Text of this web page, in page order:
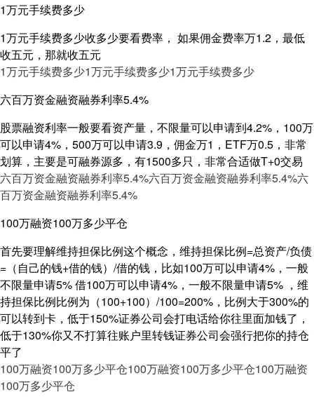
1万元手续费多少
1万元手续费多少收多少要看费率， 如果佣金费率万1.2，最低
收五元，那就收五元
1万元手续费多少1万元手续费多少1万元手续费多少
六百万资金融资融券利率5.4%
股票融资利率一般要看资产量，不限量可以申请到4.2%，100万
可以申请4%，500万可以申请3.9，佣金万1，ETF万0.5，非常
划算，主要是可融券源多，有1500多只，非常合适做T+0交易
六百万资金融资融券利率5.4%六百万资金融资融券利率5.4%六
百万资金融资融券利率5.4%
100万融资100万多少平仓
首先要理解维持担保比例这个概念，维持担保比例=总资产/负债
=（自己的钱+借的钱）/借的钱，比如100万可以申请4%，一般
不限量申请5% 借100万可以申请4%，一般不限量申请5% ，维
持担保比例比例为（100+100）/100=200%，比例大于300%的
可以转到卡，低于150%证券公司会打电话给你往里面加钱了，
低于130%你又不打算往账户里转钱证券公司会强行把你的持仓
平了
100万融资100万多少平仓100万融资100万多少平仓100万融资
100万多少平仓